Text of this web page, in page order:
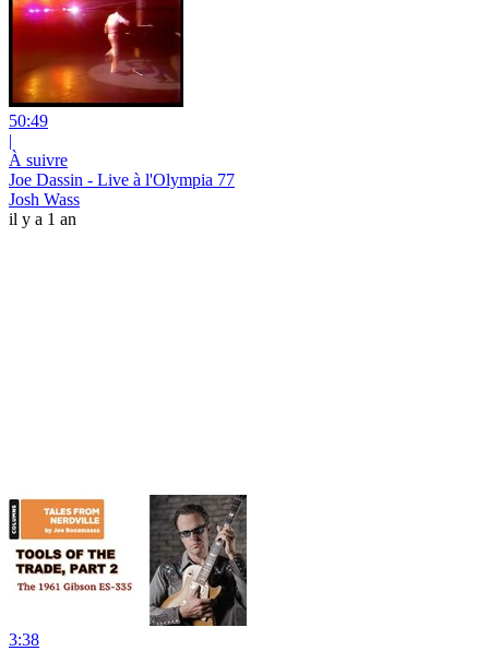
50:49
|
À suivre
Joe Dassin - Live à l'Olympia 77
Josh Wass
il y a 1 an
3:38